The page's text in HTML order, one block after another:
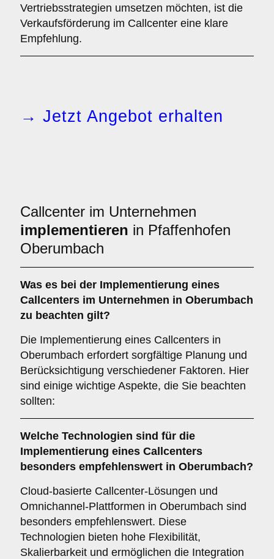
Vertriebsstrategien umsetzen möchten, ist die
Verkaufsförderung im Callcenter eine klare
Empfehlung.
→ Jetzt Angebot erhalten
Callcenter im Unternehmen
implementieren in Pfaffenhofen
Oberumbach
Was es bei der Implementierung eines
Callcenters im Unternehmen in Oberumbach
zu beachten gilt?
Die Implementierung eines Callcenters in
Oberumbach erfordert sorgfältige Planung und
Berücksichtigung verschiedener Faktoren. Hier
sind einige wichtige Aspekte, die Sie beachten
sollten:
Welche Technologien sind für die
Implementierung eines Callcenters
besonders empfehlenswert in Oberumbach?
Cloud-basierte Callcenter-Lösungen und
Omnichannel-Plattformen in Oberumbach sind
besonders empfehlenswert. Diese
Technologien bieten hohe Flexibilität,
Skalierbarkeit und ermöglichen die Integration